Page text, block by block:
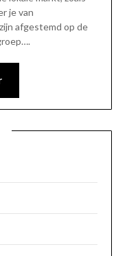
je van
afgestemd op de